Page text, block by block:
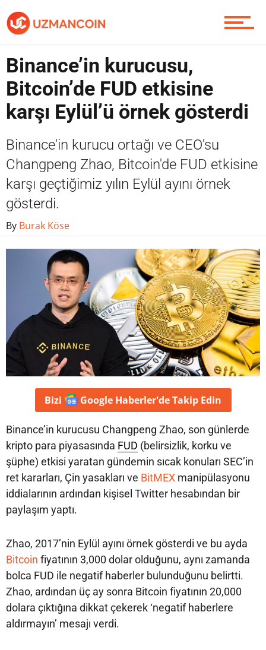
Yazarlardan
Piyasa
Contact / İletişim
Binance’in kurucusu,
Bitcoin’de FUD etkisine
karşı Eylül’ü örnek gösterdi
Binance'in kurucu ortağı ve CEO'su
Changpeng Zhao, Bitcoin'de FUD etkisine
karşı geçtiğimiz yılın Eylül ayını örnek
gösterdi.
By Burak Köse
Bizi Google Haberler'deTakip Edin
Binance’in kurucusu Changpeng Zhao, son günlerde
kripto para piyasasında FUD (belirsizlik, korku ve
şüphe) etkisi yaratan gündemin sıcak konuları SEC’in
ret kararları, Çin yasakları ve BitMEX manipülasyonu
iddialarının ardından kişisel Twitter hesabından bir
paylaşım yaptı.
Zhao, 2017’nin Eylül ayını örnek gösterdi ve bu ayda
Bitcoin fiyatının 3,000 dolar olduğunu, aynı zamanda
bolca FUD ile negatif haberler bulunduğunu belirtti.
Zhao, ardından üç ay sonra Bitcoin fiyatının 20,000
dolara çıktığına dikkat çekerek ‘negatif haberlere
aldırmayın’ mesajı verdi.